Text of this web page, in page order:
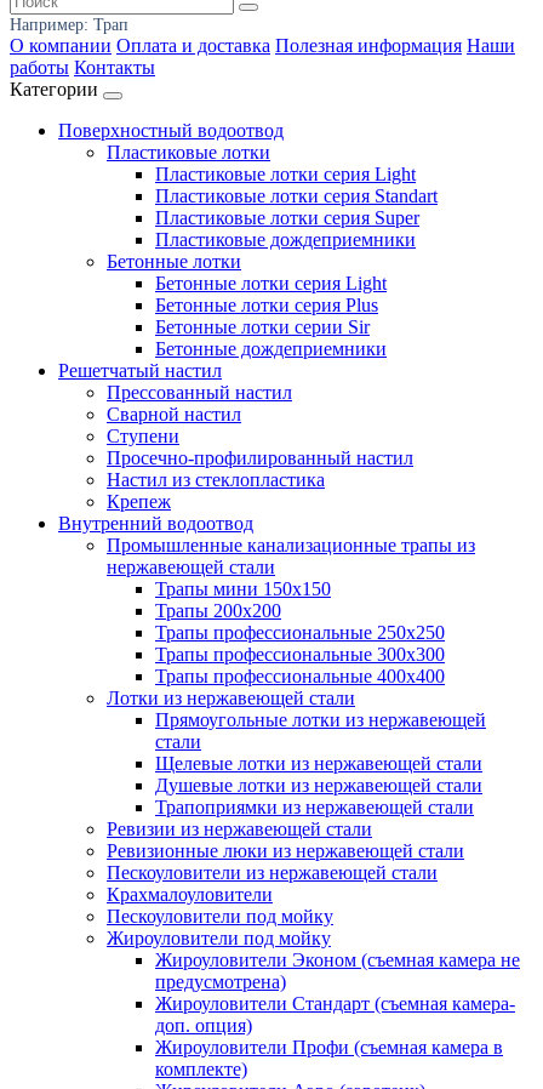
Например: Трап
О компании Оплата и доставка Полезная информация Наши
работы Контакты
Категории
Поверхностный водоотвод
Пластиковые лотки
Пластиковые лотки серия Light
Пластиковые лотки серия Standart
Пластиковые лотки серия Super
Пластиковые дождеприемники
Бетонные лотки
Бетонные лотки серия Light
Бетонные лотки серия Plus
Бетонные лотки серии Sir
Бетонные дождеприемники
Решетчатый настил
Прессованный настил
Сварной настил
Ступени
Просечно-профилированный настил
Настил из стеклопластика
Крепеж
Внутренний водоотвод
Промышленные канализационные трапы из
нержавеющей стали
Трапы мини 150х150
Трапы 200х200
Трапы профессиональные 250х250
Трапы профессиональные 300х300
Трапы профессиональные 400х400
Лотки из нержавеющей стали
Прямоугольные лотки из нержавеющей
стали
Щелевые лотки из нержавеющей стали
Душевые лотки из нержавеющей стали
Трапоприямки из нержавеющей стали
Ревизии из нержавеющей стали
Ревизионные люки из нержавеющей стали
Пескоуловители из нержавеющей стали
Крахмалоуловители
Пескоуловители под мойку
Жироуловители под мойку
Жироуловители Эконом (съемная камера не
предусмотрена)
Жироуловители Стандарт (съемная камера-
доп. опция)
Жироуловители Профи (съемная камера в
комплекте)